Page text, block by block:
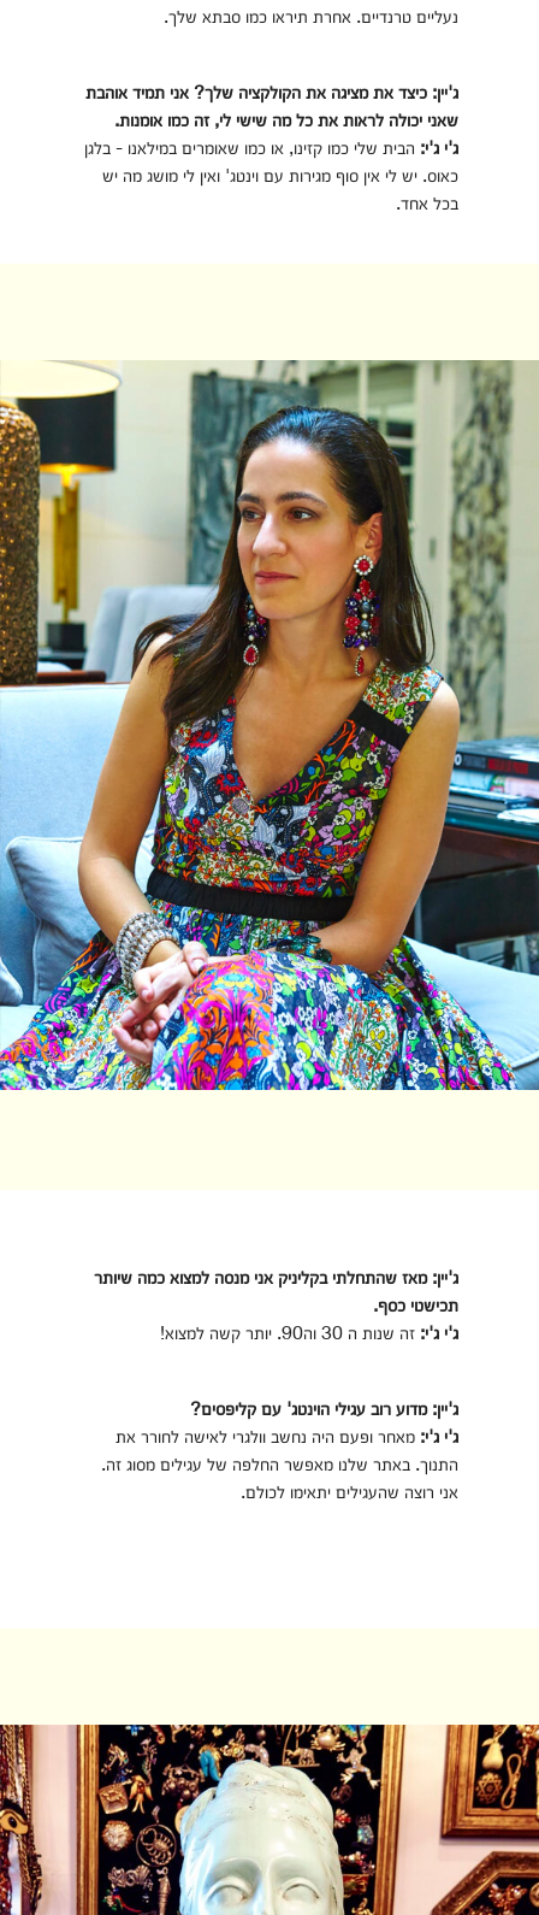
נעליים טרנדיים. אחרת תיראו כמו סבתא שלך.
ג'יין: כיצד את מציגה את הקולקציה שלך? אני תמיד אוהבת
שאני יכולה לראות את כל מה שישי לי, זה כמו אומנות.
ג'י ג'י: הבית שלי כמו קזינו, או כמו שאומרים במילאנו - בלגן
כאוס. יש לי אין סוף מגירות עם וינטג' ואין לי מושג מה יש
בכל אחד.
ג'יין: מאז שהתחלתי בקליניק אני מנסה למצוא כמה שיותר
תכישטי כסף.
ג'י ג'י: זה שנות ה 30 וה90. יותר קשה למצוא!
ג'יין: מדוע רוב עגילי הוינטג' עם קליפסים?
ג'י ג'י:מאחר ופעם היה נחשב וולגרי לאישה לחורר את
התנוך. באתר שלנו מאפשר החלפה של עגילים מסוג זה.
אני רוצה שהעגילים יתאימו לכולם.